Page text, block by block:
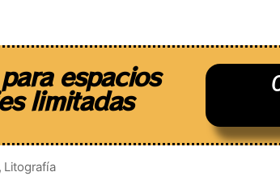
espacios
limitadas
Litografía